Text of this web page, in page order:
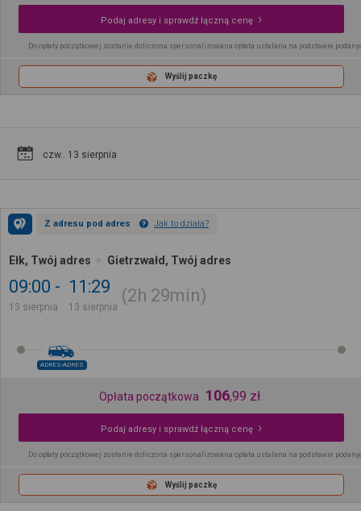
Podaj adresy i sprawdź łączną cenę
Do opłaty początkowej zostanie doliczona spersonalizowana opłata ustalana na podstawie
Wyślij paczkę
czw.. 13 sierpnia
Z adresu pod adres Jak to działa?
Ełk, Twój adres Gietrzwałd, Twój adres
09:00
13 sierpnia
11:29
13 sierpnia
2h 29min
ADRES-ADRES
Opłata początkowa 106,99 zł
Podaj adresy i sprawdź łączną cenę
Do opłaty początkowej zostanie doliczona spersonalizowana opłata ustalana na podstawie
Wyślij paczkę